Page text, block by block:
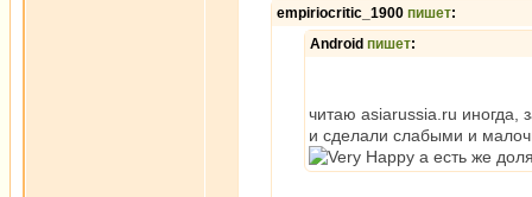
empiriocritic_1900 пишет:
Android пишет:
читаю asiarussia.ru иногда,
и сделали слабыми и
а есть же